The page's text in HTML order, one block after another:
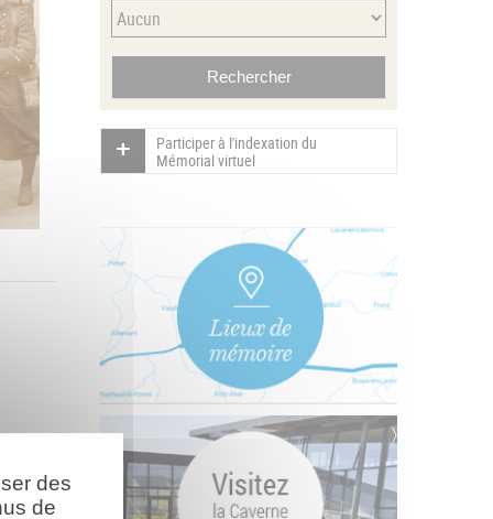
Participer à l'indexation du
Mémorial virtuel
des
de